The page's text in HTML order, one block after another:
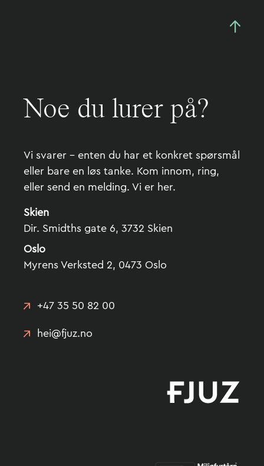
Noe du lurer på?
Vi svarer – enten du har et konkret spørsmål
eller bare en løs tanke. Kom innom, ring,
eller send en melding. Vi er her.
Skien
Dir. Smidths gate 6, 3732 Skien
Oslo
Myrens Verksted 2, 0473 Oslo
+47 35 50 82 00
hei@fjuz.no